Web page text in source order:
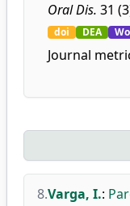
Oral Dis. 31
doi DEA
Journal
8.Varga, I.: